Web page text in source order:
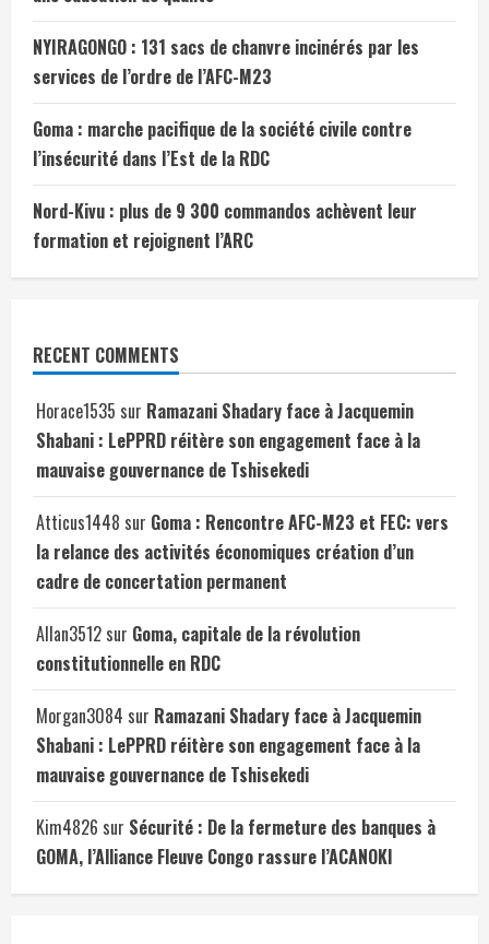
NYIRAGONGO : 131 sacs de chanvre incinérés par les
services de l’ordre de l’AFC-M23
Goma : marche pacifique de la société civile contre
l’insécurité dans l’Est de la RDC
Nord-Kivu : plus de 9 300 commandos achèvent leur
formation et rejoignent l’ARC
RECENT COMMENTS
Horace1535 sur Ramazani Shadary face à Jacquemin
Shabani : LePPRD réitère son engagement face à la
mauvaise gouvernance de Tshisekedi
Atticus1448 sur Goma : Rencontre AFC-M23 et FEC: vers
la relance des activités économiques création d’un
cadre de concertation permanent
Allan3512 sur Goma, capitale de la révolution
constitutionnelle en RDC
Morgan3084 sur Ramazani Shadary face à Jacquemin
Shabani : LePPRD réitère son engagement face à la
mauvaise gouvernance de Tshisekedi
Kim4826 sur Sécurité : De la fermeture des banques à
GOMA, l’Alliance Fleuve Congo rassure l’ACANOKI